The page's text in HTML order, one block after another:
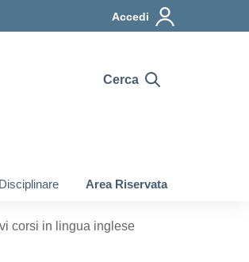
Accedi
Cerca
Area Riservata
corsi in lingua inglese